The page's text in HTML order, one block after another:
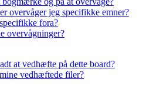
overvåger jeg specifikke emner?
fora?
overvågninger?
at vedhæfte på dette board?
vedhæftede filer?